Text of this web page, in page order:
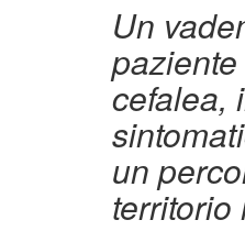
Un
cefalea,
un
territorio